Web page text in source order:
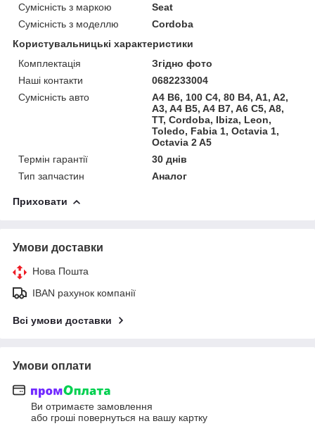
Сумісність з маркою
Seat
Сумісність з моделлю
Cordoba
Користувальницькі характеристики
Комплектація
Згідно фото
Наші контакти
0682233004
Сумісність авто
A4 B6, 100 C4, 80 B4, A1, A2,
A3, A4 B5, A4 B7, A6 C5, A8,
TT, Cordoba, Ibiza, Leon,
Toledo, Fabia 1, Octavia 1,
Octavia 2 A5
Термін гарантії
30 днів
Тип запчастин
Аналог
Приховати
Умови доставки
Нова Пошта
IBAN рахунок компанії
Всі умови доставки
Умови оплати
Ви отримаєте замовлення
або гроші повернуться на вашу картку